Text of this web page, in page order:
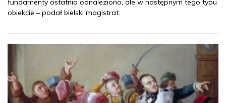
fundamenty ostatnio odnaleziono, ale w następnym tego typu
obiekcie – podał bielski magistrat.